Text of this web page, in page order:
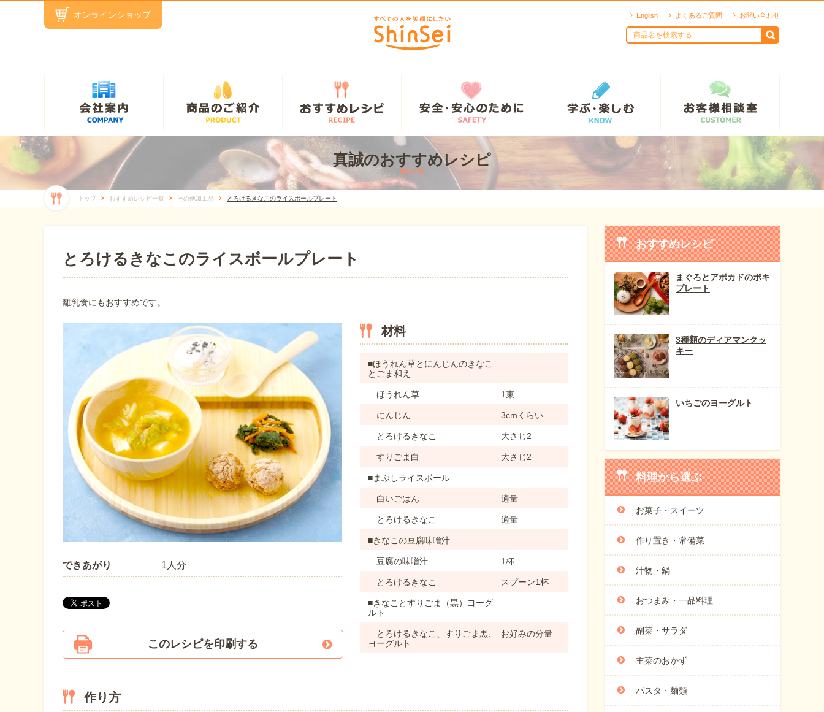
お問い合わせ
よくあるご質問
English
オンラインショップ
真誠のおすすめレシピ
RECIPE
トップ おすすめレシピ一覧 その他加工品 とろけるきなこのライスボールプレート
とろけるきなこのライスボールプレート
離乳食にもおすすめです。
できあがり 1人分
このレシピを印刷する
材料
■ほうれん草とにんじんのきなこ
とごま和え
ほうれん草 1束
にんじん 3cmくらい
とろけるきなこ 大さじ2
すりごま白 大さじ2
■まぶしライスボール
白いごはん 適量
とろけるきなこ 適量
■きなこの豆腐味噌汁
豆腐の味噌汁 1杯
とろけるきなこ スプーン1杯
■きなことすりごま（黒）ヨーグ
ルト
とろけるきなこ、すりごま黒、
ヨーグルト
お好みの分量
作り方
おすすめレシピ
まぐろとアボカドのポキ
プレート
3種類のディアマンクッ
キー
いちごのヨーグルト
料理から選ぶ
お菓子・スイーツ
作り置き・常備菜
汁物・鍋
おつまみ・一品料理
副菜・サラダ
主菜のおかず
パスタ・麺類